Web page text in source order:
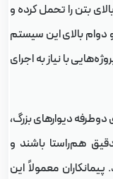
بتن را تحمل کرده و
بالای این سیستم
با نیاز به اجرای
دیوارهای بزرگ،
باشند و
معمولاً این